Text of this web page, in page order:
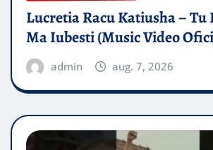
Lucretia Racu Katiusha – Tu
Ma Iubesti (Music Video
admin aug. 7, 2026